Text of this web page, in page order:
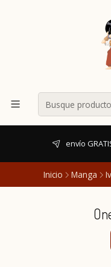
envío
Inicio Manga